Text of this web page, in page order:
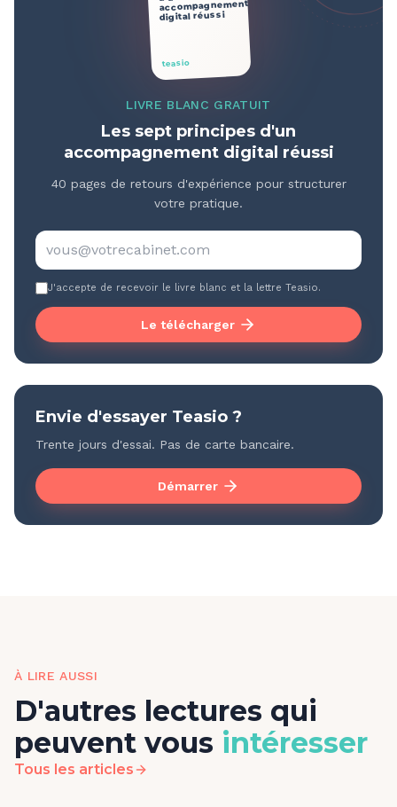
accompagnement
digital réussi
teasio
LIVRE BLANC GRATUIT
Les sept principes d'un
accompagnement digital réussi
40 pages de retours d'expérience pour structurer
votre pratique.
J'accepte de recevoir le livre blanc et la lettre Teasio.
Le télécharger
Envie d'essayer Teasio ?
Trente jours d'essai. Pas de carte bancaire.
Démarrer
À LIRE AUSSI
D'autres lectures qui
peuvent vous intéresser
Tous les articles